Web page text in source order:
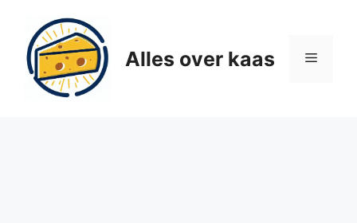
inhoud
Alles over kaas Menu